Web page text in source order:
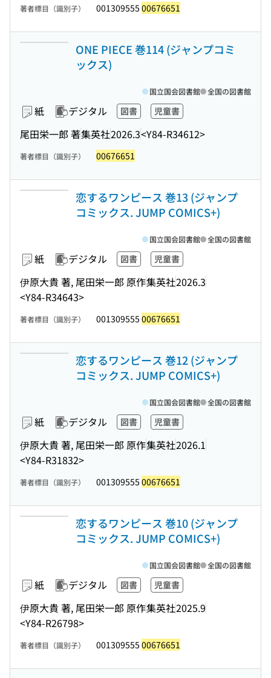
著者標目（識別子） 001309555 00676651
ONE PIECE 巻114 (ジャンプコミ
ックス)
紙 デジタル 図書 児童書
尾田栄一郎 著集英社2026.3<Y84-R34612>
国立国会図書館 全国の図書館
著者標目（識別子） 00676651
恋するワンピース 巻13 (ジャンプ
コミックス. JUMP COMICS+)
紙 デジタル 図書 児童書
伊原大貴 著, 尾田栄一郎 原作集英社2026.3
<Y84-R34643>
国立国会図書館 全国の図書館
著者標目（識別子） 001309555 00676651
恋するワンピース 巻12 (ジャンプ
コミックス. JUMP COMICS+)
紙 デジタル 図書 児童書
伊原大貴 著, 尾田栄一郎 原作集英社2026.1
<Y84-R31832>
国立国会図書館 全国の図書館
著者標目（識別子） 001309555 00676651
恋するワンピース 巻10 (ジャンプ
コミックス. JUMP COMICS+)
紙 デジタル 図書 児童書
伊原大貴 著, 尾田栄一郎 原作集英社2025.9
<Y84-R26798>
国立国会図書館 全国の図書館
著者標目（識別子） 001309555 00676651